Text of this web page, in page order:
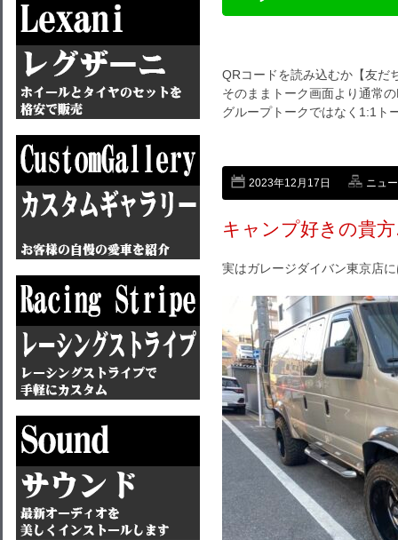
QRコードを読み込むか【友だ
そのままトーク画面より通常
グループトークではなく1:1ト
2023年12月17日 ニュ
キャンプ好きの貴
実はガレージダイバン東京店